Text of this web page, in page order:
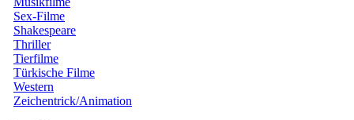
Sex-Filme
Shakespeare
Thriller
Tierfilme
Türkische Filme
Western
Zeichentrick/Animation